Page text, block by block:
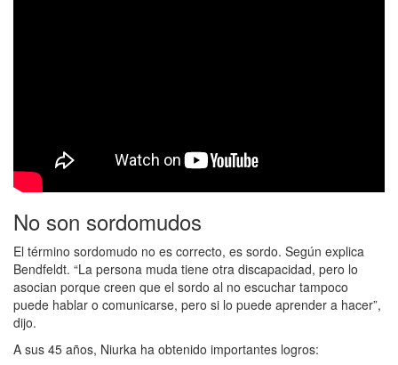
No son sordomudos
El término sordomudo no es correcto, es sordo. Según explica
Bendfeldt. “La persona muda tiene otra discapacidad, pero lo
asocian porque creen que el sordo al no escuchar tampoco
puede hablar o comunicarse, pero si lo puede aprender a hacer”,
dijo.
A sus 45 años, Niurka ha obtenido importantes logros: